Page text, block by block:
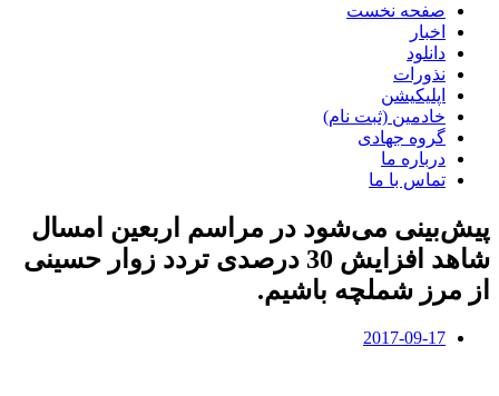
صفحه نخست
اخبار
دانلود
نذورات
اپلیکیشن
خادمین (ثبت نام)
گروه جهادی
درباره ما
تماس با ما
پیش‌بینی می‌شود در مراسم اربعین امسال
شاهد افزایش 30 درصدی تردد زوار حسینی
از مرز شملچه باشیم.
2017-09-17